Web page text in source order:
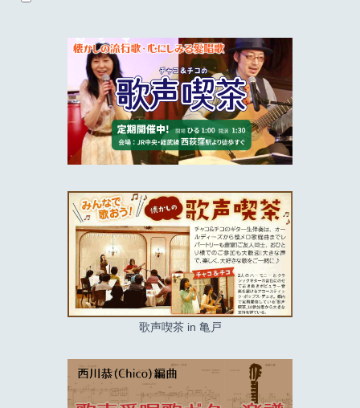
歌声喫茶 in 亀戸